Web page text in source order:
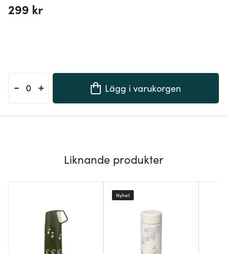
299 kr
- + Lägg i varukorgen
Liknande produkter
Nyhet